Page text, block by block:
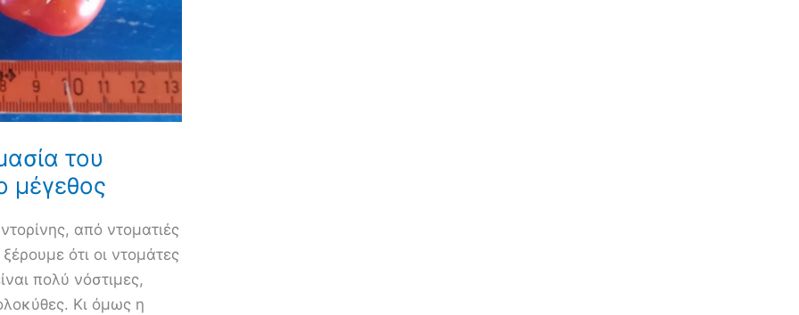
του
μέγεθος
από ντοματιές
ότι οι ντομάτες
πολύ νόστιμες,
Κι όμως η